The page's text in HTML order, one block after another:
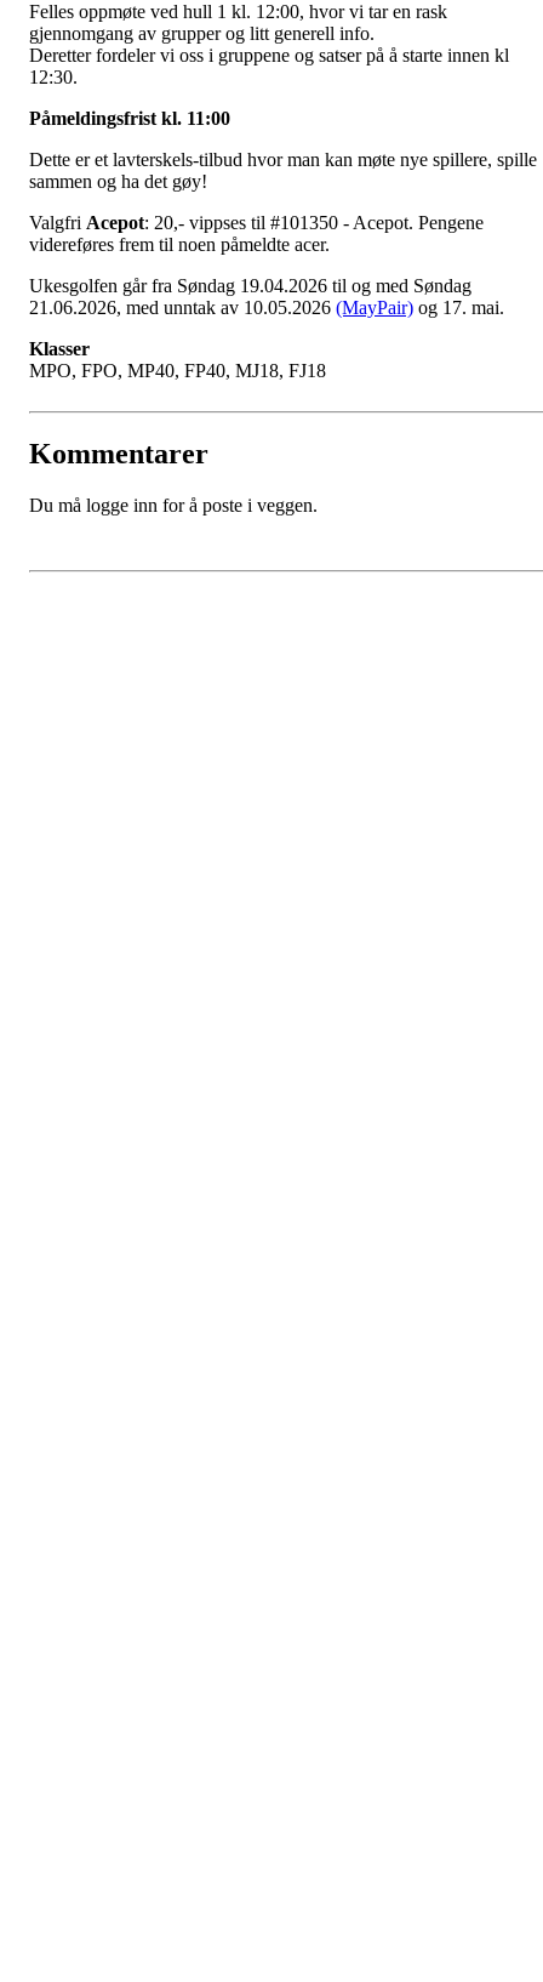
Felles oppmøte ved hull 1 kl. 12:00, hvor vi tar en rask
gjennomgang av grupper og litt generell info.
Deretter fordeler vi oss i gruppene og satser på å starte innen kl
12:30.
Påmeldingsfrist kl. 11:00
Dette er et lavterskels-tilbud hvor man kan møte nye spillere, spille
sammen og ha det gøy!
Valgfri Acepot: 20,- vippses til #101350 - Acepot. Pengene
videreføres frem til noen påmeldte acer.
Ukesgolfen går fra Søndag 19.04.2026 til og med Søndag
21.06.2026, med unntak av 10.05.2026 (MayPair) og 17. mai.
Klasser
MPO, FPO, MP40, FP40, MJ18, FJ18
Kommentarer
Du må logge inn for å poste i veggen.